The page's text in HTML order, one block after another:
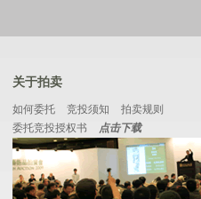
关于拍卖
如何委托 竞投须知
拍卖规则
委托竞投授权书
点击下载